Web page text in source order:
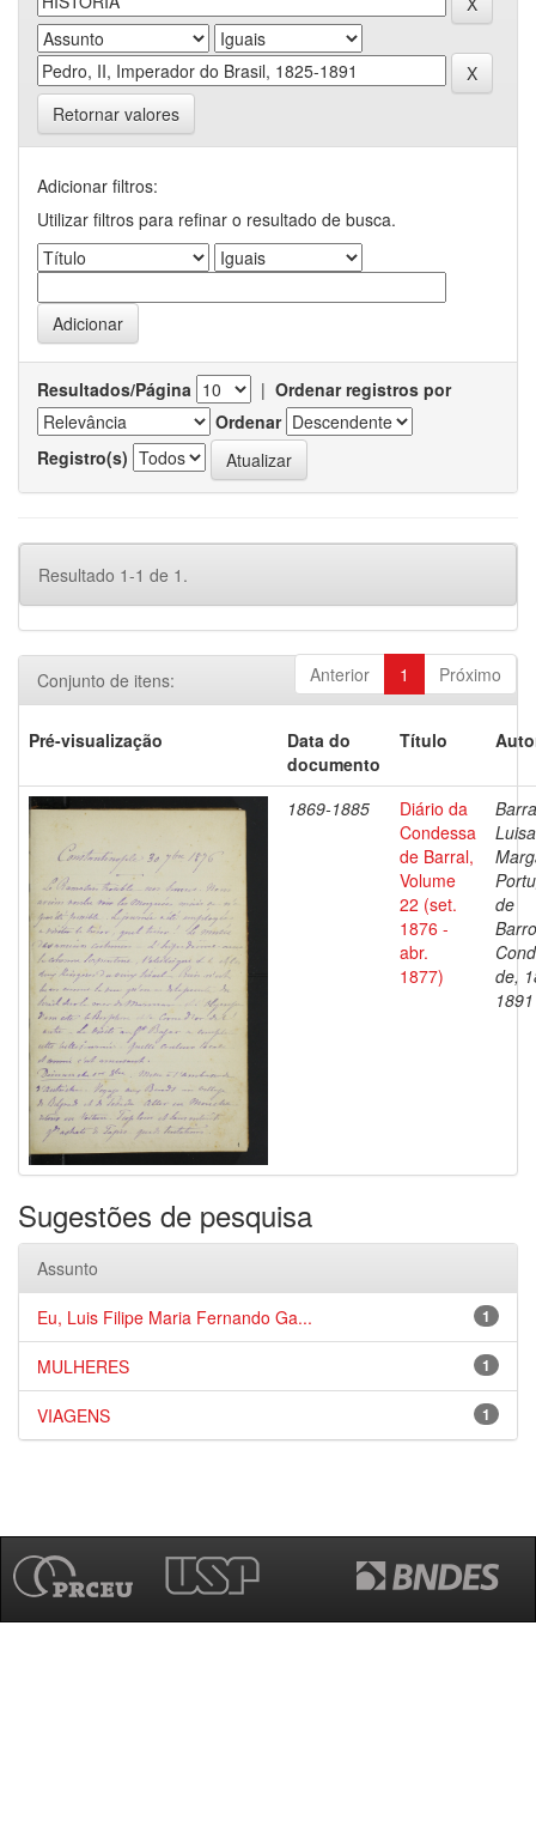
Retornar valores
Adicionar filtros:
Utilizar filtros para refinar o resultado de busca.
Resultados/Página | Ordenar registros por
Ordenar
Registro(s)
Resultado 1-1 de 1.
Anterior 1 Próximo
Conjunto de itens:
Pré-visualização
Data do
documento
Título
1869-1885
Diário da
Condessa
de Barral,
Volume
22 (set.
1876 -
abr.
1877)
Luisa
de
de,
1891
Sugestões de pesquisa
Assunto
1
Eu, Luis Filipe Maria Fernando Ga...
1
MULHERES
1
VIAGENS